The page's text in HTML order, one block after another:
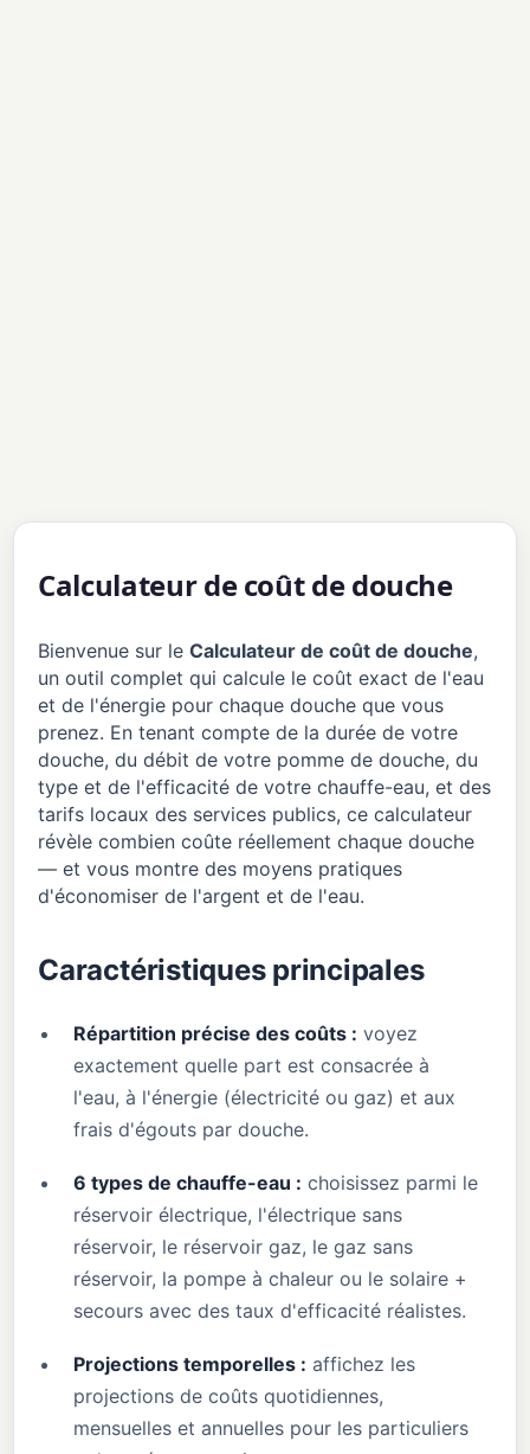
Calculateur de coût de douche
Bienvenue sur leCalculateur de coût de douche,
un outil complet qui calcule le coût exact de l'eau
et de l'énergie pour chaque douche que vous
prenez. En tenant compte de la durée de votre
douche, du débit de votre pomme de douche, du
type et de l'efficacité de votre chauffe-eau, et des
tarifs locaux des services publics, ce calculateur
révèle combien coûte réellement chaque douche
— et vous montre des moyens pratiques
d'économiser de l'argent et de l'eau.
Caractéristiques principales
Répartition précise des coûts : voyez
exactement quelle part est consacrée à
l'eau, à l'énergie (électricité ou gaz) et aux
frais d'égouts par douche.
6 types de chauffe-eau : choisissez parmi le
réservoir électrique, l'électrique sans
réservoir, le réservoir gaz, le gaz sans
réservoir, la pompe à chaleur ou le solaire +
secours avec des taux d'efficacité réalistes.
Projections temporelles : affichez les
projections de coûts quotidiennes,
mensuelles et annuelles pour les particuliers